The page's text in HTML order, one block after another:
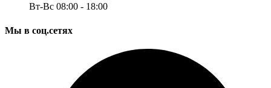
Вт-Вс 08:00 - 18:00
Мы в соц.сетях